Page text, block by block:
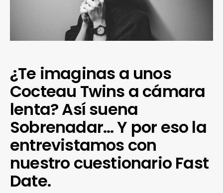
¿Te imaginas a unos
Cocteau Twins a cámara
lenta? Así suena
Sobrenadar… Y por eso la
entrevistamos con
nuestro cuestionario Fast
Date.